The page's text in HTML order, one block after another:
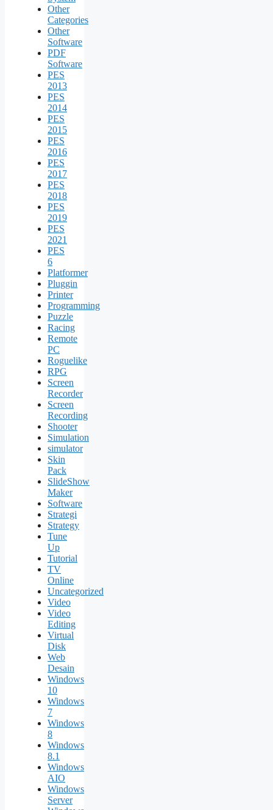
Other
Categories
Other
Software
PDF
Software
PES
2013
PES
2014
PES
2015
PES
2016
PES
2017
PES
2018
PES
2019
PES
2021
PES
6
Platformer
Pluggin
Printer
Programming
Puzzle
Racing
Remote
PC
Roguelike
RPG
Screen
Recorder
Screen
Recording
Shooter
Simulation
simulator
Skin
Pack
SlideShow
Maker
Software
Strategi
Strategy
Tune
Up
Tutorial
TV
Online
Uncategorized
Video
Video
Editing
Virtual
Disk
Web
Desain
Windows
10
Windows
7
Windows
8
Windows
8.1
Windows
AIO
Windows
Server